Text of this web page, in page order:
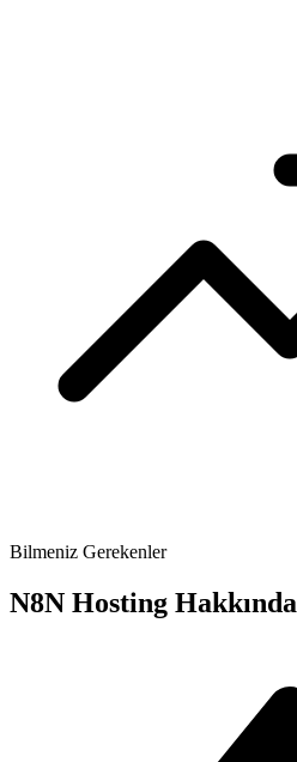
Bilmeniz Gerekenler
N8N Hosting Hakkında